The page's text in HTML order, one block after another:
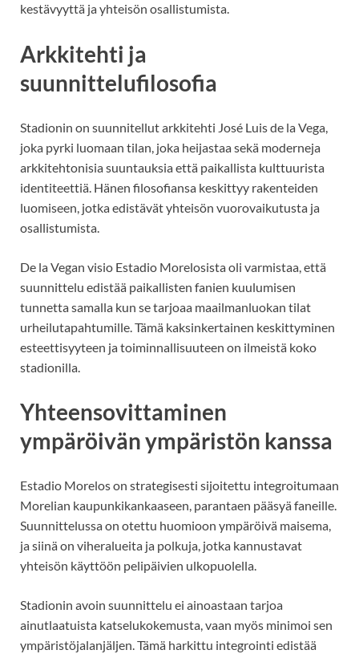
kestävyyttä ja yhteisön osallistumista.
Arkkitehti ja
suunnittelufilosofia
Stadionin on suunnitellut arkkitehti José Luis de la Vega,
joka pyrki luomaan tilan, joka heijastaa sekä moderneja
arkkitehtonisia suuntauksia että paikallista kulttuurista
identiteettiä. Hänen filosofiansa keskittyy rakenteiden
luomiseen, jotka edistävät yhteisön vuorovaikutusta ja
osallistumista.
De la Vegan visio Estadio Morelosista oli varmistaa, että
suunnittelu edistää paikallisten fanien kuulumisen
tunnetta samalla kun se tarjoaa maailmanluokan tilat
urheilutapahtumille. Tämä kaksinkertainen keskittyminen
esteettisyyteen ja toiminnallisuuteen on ilmeistä koko
stadionilla.
Yhteensovittaminen
ympäröivän ympäristön kanssa
Estadio Morelos on strategisesti sijoitettu integroitumaan
Morelian kaupunkikankaaseen, parantaen pääsyä faneille.
Suunnittelussa on otettu huomioon ympäröivä maisema,
ja siinä on viheralueita ja polkuja, jotka kannustavat
yhteisön käyttöön pelipäivien ulkopuolella.
Stadionin avoin suunnittelu ei ainoastaan tarjoa
ainutlaatuista katselukokemusta, vaan myös minimoi sen
ympäristöjalanjäljen. Tämä harkittu integrointi edistää